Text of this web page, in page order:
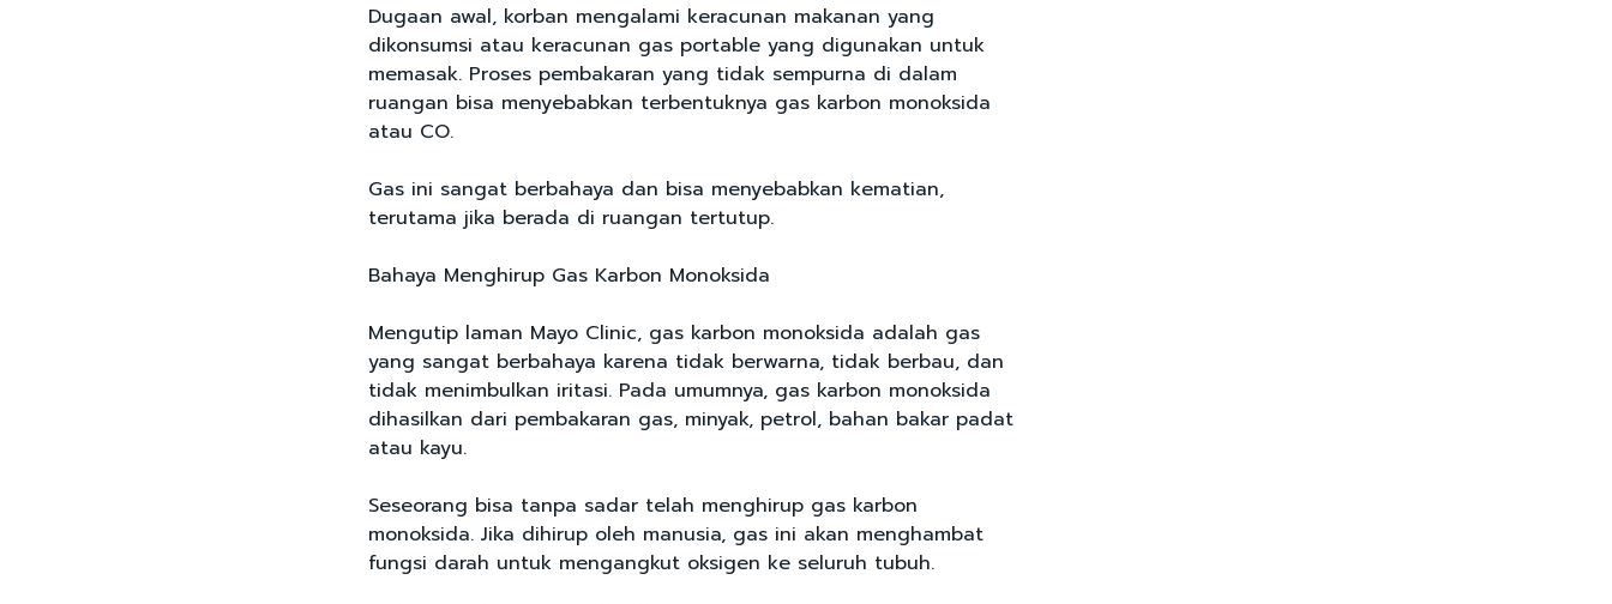
Dugaan awal, korban mengalami keracunan makanan yang
dikonsumsi atau keracunan gas portable yang digunakan untuk
memasak. Proses pembakaran yang tidak sempurna di dalam
ruangan bisa menyebabkan terbentuknya gas karbon monoksida
atau CO.
Gas ini sangat berbahaya dan bisa menyebabkan kematian,
terutama jika berada di ruangan tertutup.
Bahaya Menghirup Gas Karbon Monoksida
Mengutip laman Mayo Clinic, gas karbon monoksida adalah gas
yang sangat berbahaya karena tidak berwarna, tidak berbau, dan
tidak menimbulkan iritasi. Pada umumnya, gas karbon monoksida
dihasilkan dari pembakaran gas, minyak, petrol, bahan bakar padat
atau kayu.
Seseorang bisa tanpa sadar telah menghirup gas karbon
monoksida. Jika dihirup oleh manusia, gas ini akan menghambat
fungsi darah untuk mengangkut oksigen ke seluruh tubuh.